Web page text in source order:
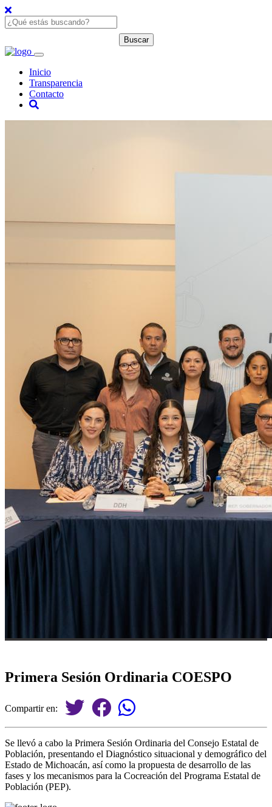
Inicio
Transparencia
Contacto
Primera Sesión Ordinaria COESPO
Compartir en:
Se llevó a cabo la Primera Sesión Ordinaria del Consejo Estatal de
Población, presentando el Diagnóstico situacional y demográfico del
Estado de Michoacán, así como la propuesta de desarrollo de las
fases y los mecanismos para la Cocreación del Programa Estatal de
Población (PEP).